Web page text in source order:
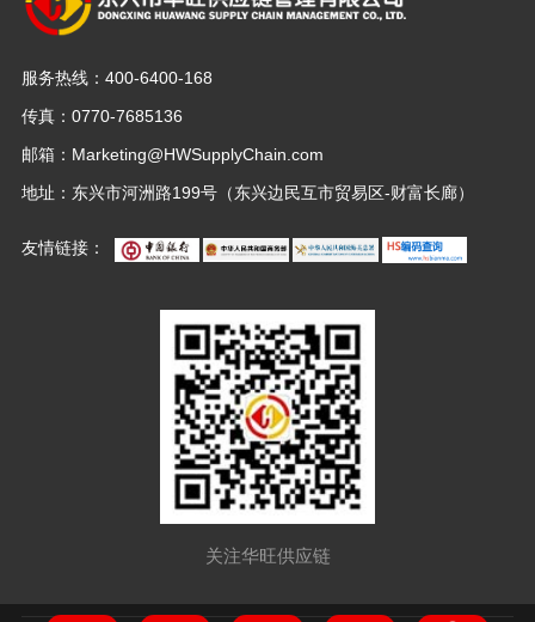
服务热线： 400-6400-168
传真：0770-7685136
邮箱： Marketing@HWSupplyChain.com
地址：东兴市河洲路199号（东兴边民互市贸易区-财富长廊）
友情链接：
关注华旺供应链